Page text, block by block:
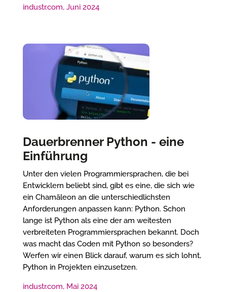
industr.com, Juni 2024
Dauerbrenner Python - eine
Einführung
Unter den vielen Programmiersprachen, die bei
Entwicklern beliebt sind, gibt es eine, die sich wie
ein Chamäleon an die unterschiedlichsten
Anforderungen anpassen kann: Python. Schon
lange ist Python als eine der am weitesten
verbreiteten Programmiersprachen bekannt. Doch
was macht das Coden mit Python so besonders?
Werfen wir einen Blick darauf, warum es sich lohnt,
Python in Projekten einzusetzen.
industr.com, Mai 2024